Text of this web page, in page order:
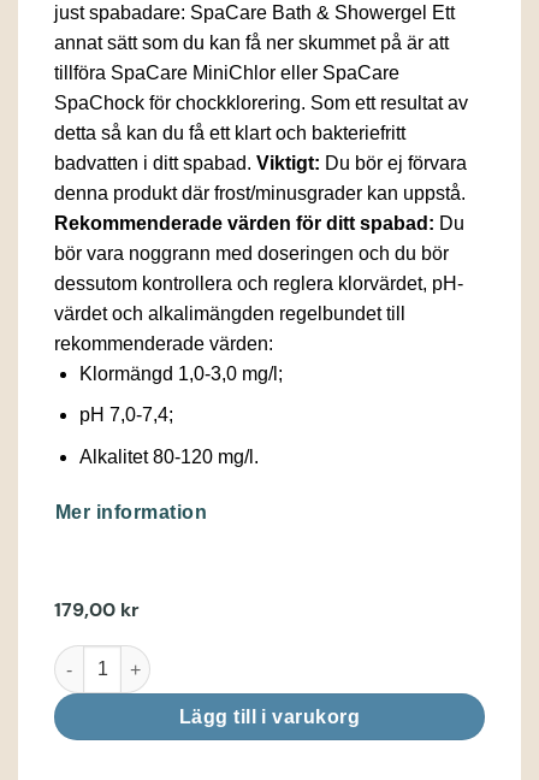
just spabadare: SpaCare Bath & Showergel Ett
annat sätt som du kan få ner skummet på är att
tillföra SpaCare MiniChlor eller SpaCare
SpaChock för chockklorering. Som ett resultat av
detta så kan du få ett klart och bakteriefritt
badvatten i ditt spabad. Viktigt: Du bör ej förvara
denna produkt där frost/minusgrader kan uppstå.
Rekommenderade värden för ditt spabad: Du
bör vara noggrann med doseringen och du bör
dessutom kontrollera och reglera klorvärdet, pH-
värdet och alkalimängden regelbundet till
rekommenderade värden:
Klormängd 1,0-3,0 mg/l;
pH 7,0-7,4;
Alkalitet 80-120 mg/l.
Mer information
179,00 kr
Spacare Foam Down mängd
Lägg till i varukorg